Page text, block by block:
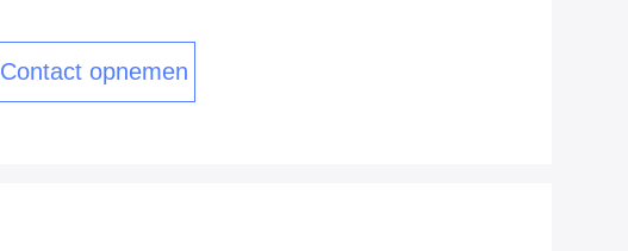
Contact opnemen